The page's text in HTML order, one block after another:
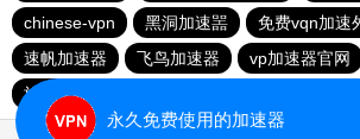
chinese-vpn
黑洞加速噐 免费vqn加速
速帆加速器
飞鸟加速器 vp加速器官网
旋风vqn加速
永久免费使用的加速器